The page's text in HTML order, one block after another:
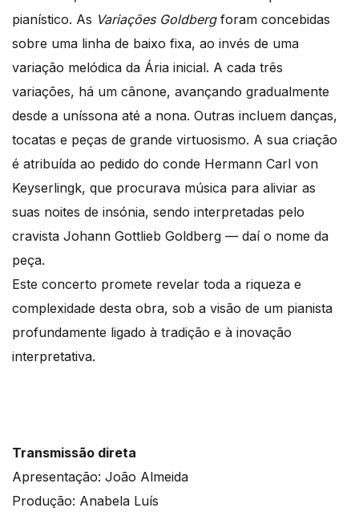
pianístico. As Variações Goldbergforam concebidas
sobre uma linha de baixo fixa, ao invés de uma
variação melódica da Ária inicial. A cada três
variações, há um cânone, avançando gradualmente
desde a uníssona até a nona. Outras incluem danças,
tocatas e peças de grande virtuosismo. A sua criação
é atribuída ao pedido do conde Hermann Carl von
Keyserlingk, que procurava música para aliviar as
suas noites de insónia, sendo interpretadas pelo
cravista Johann Gottlieb Goldberg — daí o nome da
peça.
Este concerto promete revelar toda a riqueza e
complexidade desta obra, sob a visão de um pianista
profundamente ligado à tradição e à inovação
interpretativa.
Transmissão direta
Apresentação: João Almeida
Produção: Anabela Luís